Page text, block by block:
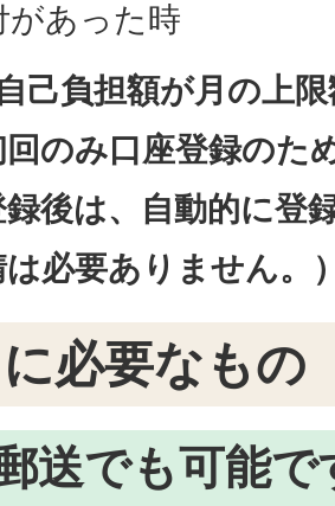
があった時
己負担額が月の上
回のみ口座登録のた
後は、自動的に登
必要ありません。
必要なもの
送でも可能で